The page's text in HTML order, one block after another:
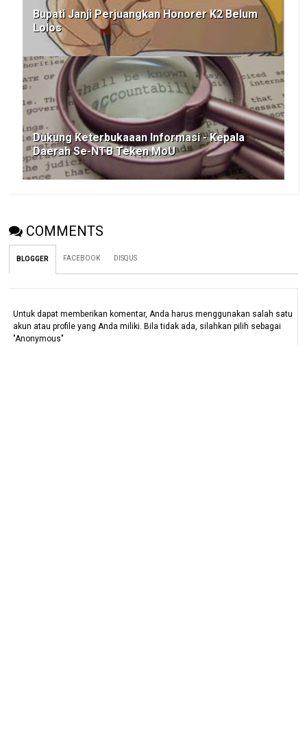
Bupati Janji Perjuangkan Honorer K2 Belum
Lolos
Dukung Keterbukaaan Informasi - Kepala
Daerah Se-NTB Teken MoU
COMMENTS
BLOGGER FACEBOOK DISQUS
Untuk dapat memberikan komentar, Anda harus menggunakan salah satu
akun atau profile yang Anda miliki. Bila tidak ada, silahkan pilih sebagai
"Anonymous"